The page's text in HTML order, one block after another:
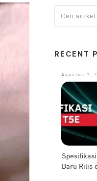
RECENT
Agustus 7,
Baru Rilis